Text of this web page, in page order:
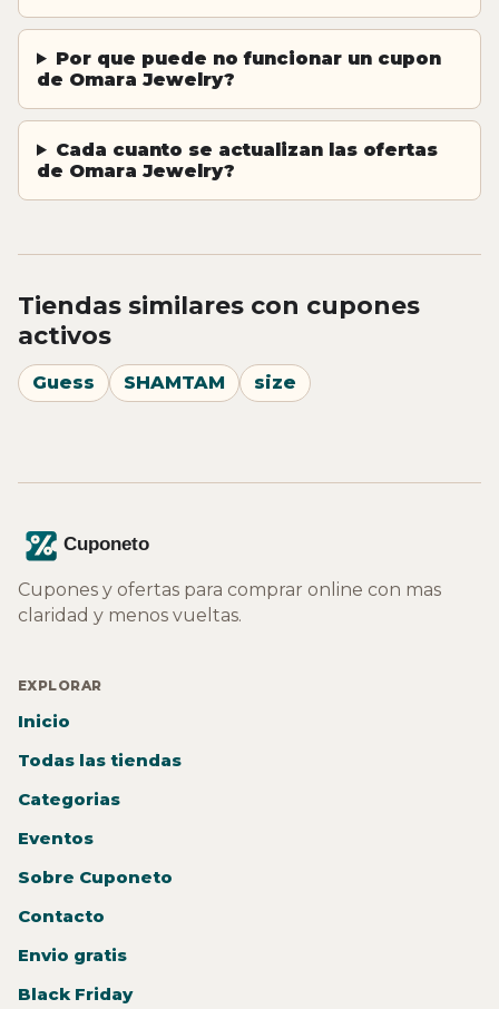
Por que puede no funcionar un cupon
de Omara Jewelry?
Cada cuanto se actualizan las ofertas
de Omara Jewelry?
Tiendas similares con cupones
activos
Guess SHAMTAM size
Cupones y ofertas para comprar online con mas
claridad y menos vueltas.
EXPLORAR
Inicio
Todas las tiendas
Categorias
Eventos
Sobre Cuponeto
Contacto
Envio gratis
Black Friday